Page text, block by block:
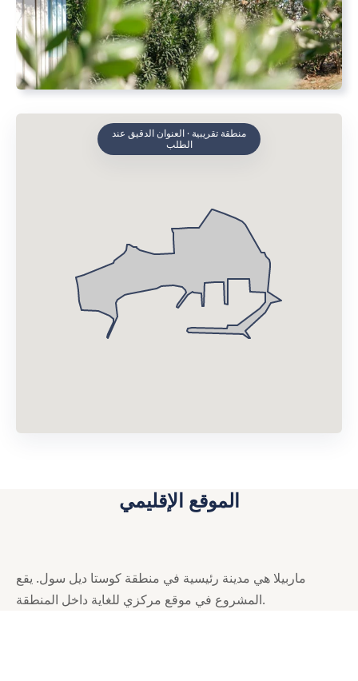
منطقة تقريبية · العنوان الدقيق عند
الطلب
الموقع الإقليمي
ماربيلا هي مدينة رئيسية في منطقة كوستا ديل سول. يقع
المشروع في موقع مركزي للغاية داخل المنطقة.